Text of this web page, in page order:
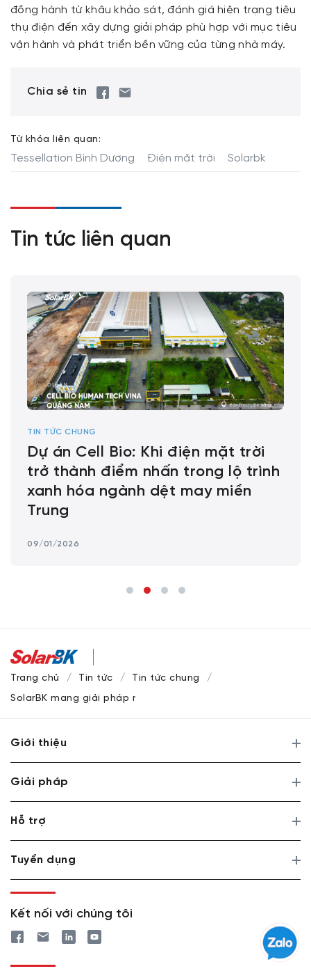
đồng hành từ khâu khảo sát, đánh giá hiện trạng tiêu
thụ điện đến xây dựng giải pháp phù hợp với mục tiêu
vận hành và phát triển bền vững của từng nhà máy.
Chia sẻ tin
Từ khóa liên quan:
Tessellation Bình Dương Điện mặt trời Solarbk
Tin tức liên quan
TIN TỨC CHUNG
Dự án Cell Bio: Khi điện mặt trời
trở thành điểm nhấn trong lộ trình
xanh hóa ngành dệt may miền
Trung
09/01/2026
Trang chủ Tin tức
Tin tức chung
SolarBK mang giải pháp năng lượng mặt trời đến
Giới thiệu
Giải pháp
Hỗ trợ
Tuyển dụng
Kết nối với chúng tôi